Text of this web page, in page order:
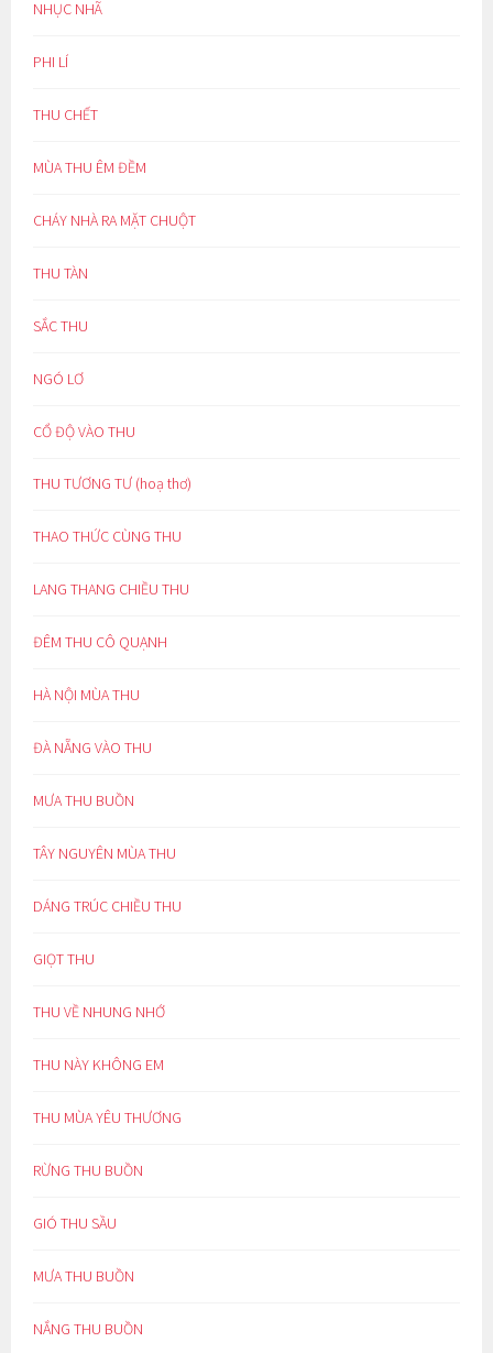
NHỤC NHÃ
PHI LÍ
THU CHẾT
MÙA THU ÊM ĐỀM
CHÁY NHÀ RA MẶT CHUỘT
THU TÀN
SẮC THU
NGÓ LƠ
CỔ ĐỘ VÀO THU
THU TƯƠNG TƯ (hoạ thơ)
THAO THỨC CÙNG THU
LANG THANG CHIỀU THU
ĐÊM THU CÔ QUẠNH
HÀ NỘI MÙA THU
ĐÀ NẴNG VÀO THU
MƯA THU BUỒN
TÂY NGUYÊN MÙA THU
DÁNG TRÚC CHIỀU THU
GIỌT THU
THU VỀ NHUNG NHỚ
THU NÀY KHÔNG EM
THU MÙA YÊU THƯƠNG
RỪNG THU BUỒN
GIÓ THU SẦU
MƯA THU BUỒN
NẮNG THU BUỒN